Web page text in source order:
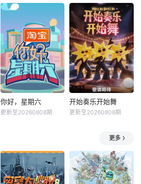
你好，星期六
更新至20260808期
开始奏乐开始舞
更新至20260808期
更多